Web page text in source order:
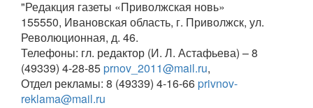
"Редакция газеты «Приволжская новь»
155550, Ивановская область, г. Приволжск, ул.
Революционная, д. 46.
Телефоны: гл. редактор (И. Л. Астафьева) – 8
(49339) 4-28-85prnov_2011@mail.ru,
Отдел рекламы: 8 (49339) 4-16-66privnov-
reklama@mail.ru